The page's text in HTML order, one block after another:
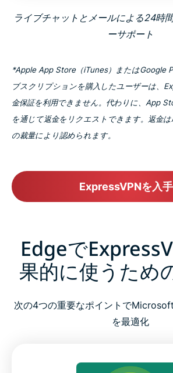
ライブチャットとメールによる24時
ーサポート
*Apple App Store（iTunes）またはGoogle
ブスクリプションを購入したユーザーは、
金保証を利用できません。代わりに、App
を通じて返金をリクエストできます。返金
の裁量により認められます。
ExpressVPNを入手
Edgeで
果的に使うため
次の4つの重要なポイントで
を最適化